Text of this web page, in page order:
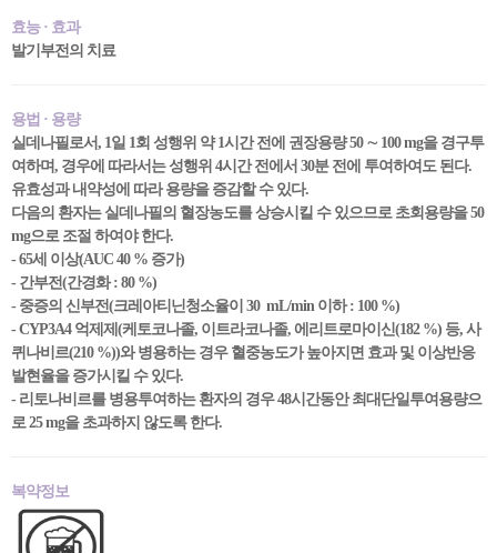
효능 · 효과
발기부전의 치료
용법 · 용량
실데나필로서, 1일 1회 성행위 약 1시간 전에 권장용량 50 ∼ 100 mg을 경구투
여하며, 경우에 따라서는 성행위 4시간 전에서 30분 전에 투여하여도 된다.
유효성과 내약성에 따라 용량을 증감할 수 있다.
다음의 환자는 실데나필의 혈장농도를 상승시킬 수 있으므로 초회용량을 50
mg으로 조절 하여야 한다.
- 65세 이상(AUC 40 % 증가)
- 간부전(간경화 : 80 %)
- 중증의 신부전(크레아티닌청소율이 30 mL/min 이하 : 100 %)
- CYP3A4 억제제(케토코나졸, 이트라코나졸, 에리트로마이신(182 %) 등, 사
퀴나비르(210 %))와 병용하는 경우 혈중농도가 높아지면 효과 및 이상반응
발현율을 증가시킬 수 있다.
- 리토나비르를 병용투여하는 환자의 경우 48시간동안 최대단일투여용량으
로 25 mg을 초과하지 않도록 한다.
복약정보